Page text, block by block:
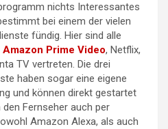
nichts Interessantes
bei einem der vielen
fündig. Hier sind alle
Amazon Prime Video, Netflix,
TV vertreten. Die drei
haben sogar eine eigene
und können direkt gestartet
Fernseher auch per
Amazon Alexa, als auch